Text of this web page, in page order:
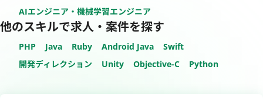
AIエンジニア・機械学習エンジニア
他のスキルで求人・案件を探す
PHP Java Ruby Android Java
Swift
開発ディレクション
Unity Objective-C Python